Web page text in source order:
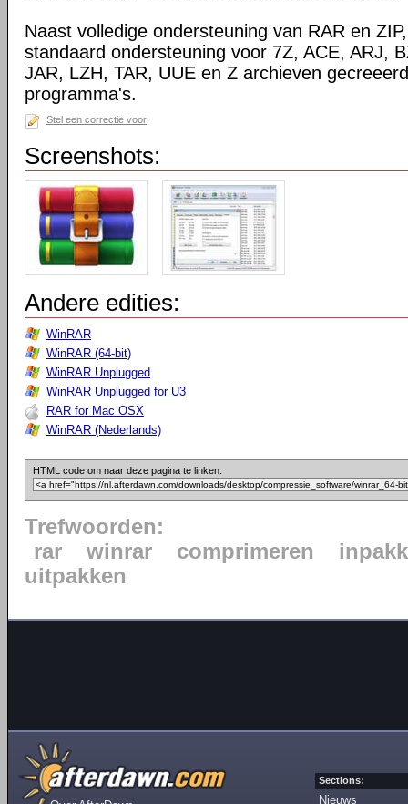
Naast volledige ondersteuning van RAR en
standaard ondersteuning voor 7Z, ACE, ARJ,
JAR, LZH, TAR, UUE en Z archieven
programma's.
Stel een correctie voor
Screenshots:
Andere edities:
WinRAR
WinRAR (64-bit)
WinRAR Unplugged
WinRAR Unplugged for U3
RAR for Mac OSX
WinRAR (Nederlands)
HTML code om naar deze pagina te linken:
Trefwoorden:
rar
winrar comprimeren
uitpakken
Sections:
Nieuws